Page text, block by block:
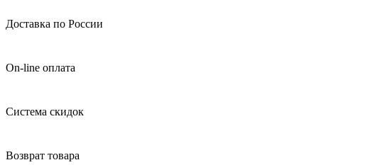
Доставка по России
On-line оплата
Система скидок
Возврат товара